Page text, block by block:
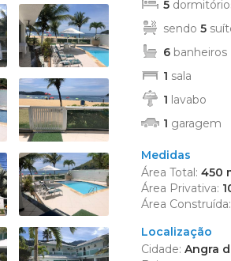
Terreno (9)
Terreno
5
sendo 5
6banheiros
1 sala
1 lavabo
1 garagem
Medidas
Área Total: 450
Área Privativa:
Área Construída:
Localização
Cidade: Angra